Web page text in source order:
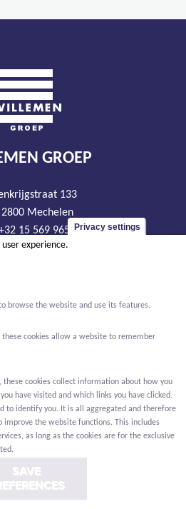
GROEP
133
2800 Mechelen
15 569 965
department Mechelen
Privacy settings
experience.
browse the website and use its features.
cookies allow a website to remember
these cookies collect information about how you
have visited and which links you have clicked.
to identify you. It is all aggregated and therefore
improve the website functions. This includes
as long as the cookies are for the exclusive
SAVE